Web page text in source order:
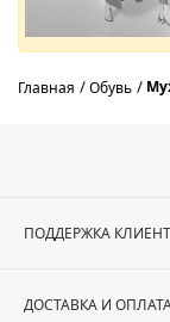
Главная Обувь
ПОДДЕРЖКА
ДОСТАВКА И